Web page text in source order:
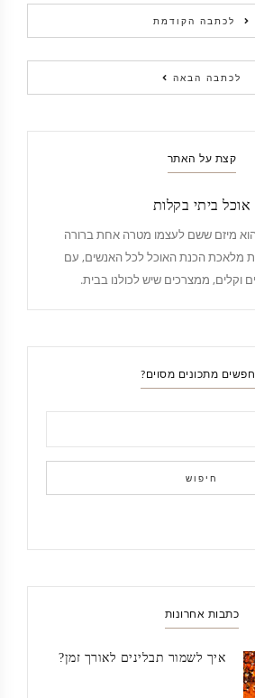
לכתבה הקודמת
לכתבה הבאה
קצת על האתר
אוכל ביתי בקלות
הוא מיזם ששם לעצמו מטרה אחת ברורה
מלאכת הכנת האוכל לכל האנשים, עם
וקלים, ממצרכים שיש לכולנו בבית.
מתכונים מסוים?
חיפוש
כתבות אחרונות
איך לשמור תבלינים לאורך זמן?